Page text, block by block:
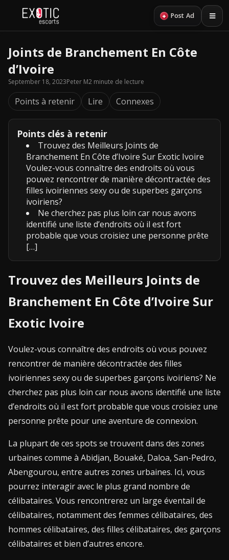
+ Post Ad
Joints de Branchement En Côte
d’Ivoire
September 18, 2023Peter M2 minute de lecture
Points à retenir Lire Connexes
Points clés à retenir
Trouvez des Meilleurs Joints de
Branchement En Côte d’Ivoire Sur Exotic Ivoire
Voulez-vous connaître des endroits où vous
pouvez rencontrer de manière décontractée des
filles ivoiriennes sexy ou de superbes garçons
ivoiriens?
Ne cherchez pas plus loin car nous avons
identifié une liste d’endroits où il est fort
probable que vous croisiez une personne prête
[…]
Trouvez des Meilleurs Joints de
Branchement En Côte d’Ivoire Sur
Exotic Ivoire
Voulez-vous connaître des endroits où vous pouvez
rencontrer de manière décontractée des filles
ivoiriennes sexyou de superbes garçons ivoiriens? Ne
cherchez pas plus loin car nous avons identifié une liste
d’endroits où il est fort probable que vous croisiez une
personne prête pour une aventure de connexion.
La plupart de ces spots se trouvent dans des zones
urbaines comme à Abidjan, Bouaké, Daloa, San-Pedro,
Abengourou, entre autres zones urbaines. Ici, vous
pourrez interagir avec le plus grand nombre de
célibataires. Vous rencontrerez un large éventail de
célibataires, notamment des femmes célibataires, des
hommes célibataires, des filles célibataires, des garçons
célibataires et bien d’autres encore.